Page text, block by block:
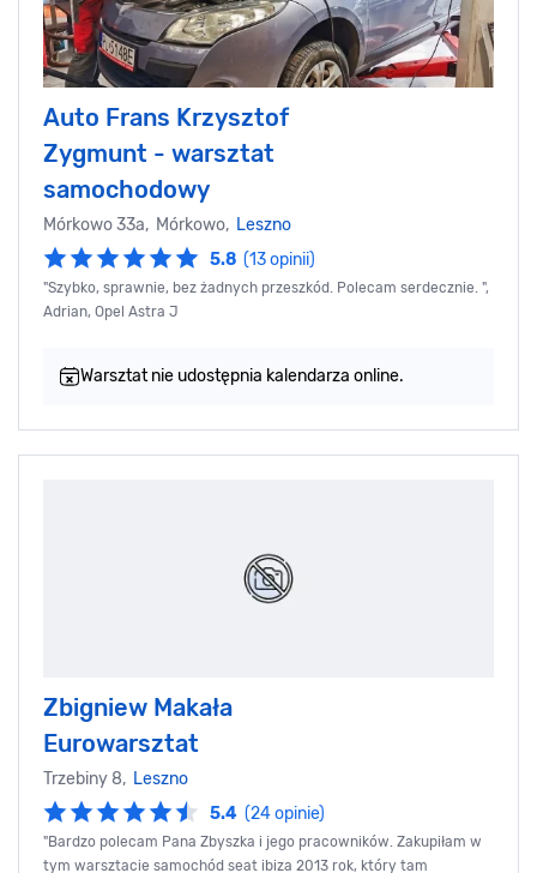
Auto Frans Krzysztof
Zygmunt - warsztat
samochodowy
Mórkowo 33a, Mórkowo, Leszno
5.8 (13 opinii)
"Szybko, sprawnie, bez żadnych przeszkód. Polecam serdecznie. ",
Adrian, Opel Astra J
Warsztat nie udostępnia kalendarza online.
Zbigniew Makała
Eurowarsztat
Trzebiny 8, Leszno
5.4 (24 opinie)
"Bardzo polecam Pana Zbyszka i jego pracowników. Zakupiłam w
tym warsztacie samochód seat ibiza 2013 rok, który tam